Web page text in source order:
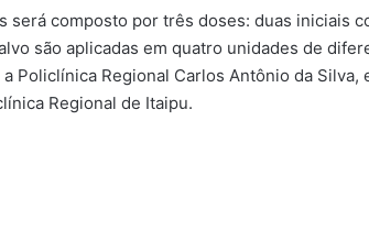
será composto por três doses: duas iniciais
são aplicadas em quatro unidades de
Regional Carlos Antônio da Silva,
Regional de Itaipu.